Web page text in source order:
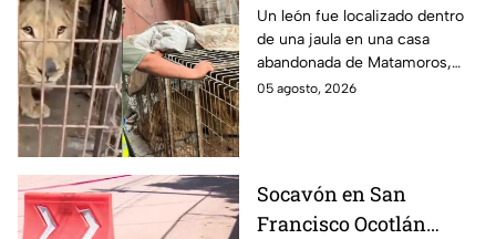
casa abandonada en
Matamoros,
Tamaulipas
Un león fue localizado dentro
de una jaula en una casa
abandonada de Matamoros,
Tamaulipas. El hallazgo
05 agosto, 2026
Socavón en San
Francisco Ocotlán